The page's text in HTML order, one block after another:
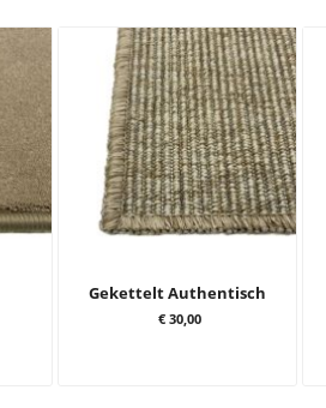
Gekettelt Authentisch
€ 30,00